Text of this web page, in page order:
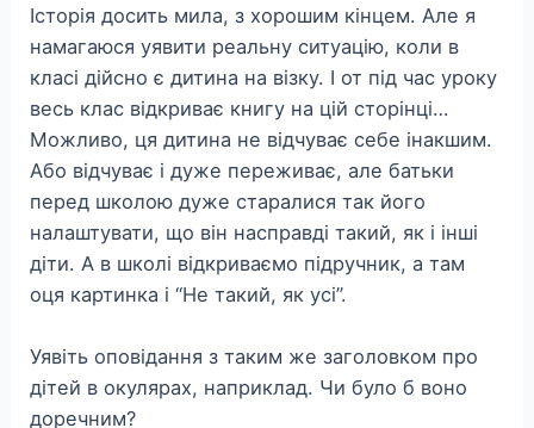
Історія досить мила, з хорошим кінцем. Але я
намагаюся уявити реальну ситуацію, коли в
класі дійсно є дитина на візку. І от під час уроку
весь клас відкриває книгу на цій сторінці…
Можливо, ця дитина не відчуває себе інакшим.
Або відчуває і дуже переживає, але батьки
перед школою дуже старалися так його
налаштувати, що він насправді такий, як і інші
діти. А в школі відкриваємо підручник, а там
оця картинка і “Не такий, як усі”.
Уявіть оповідання з таким же заголовком про
дітей в окулярах, наприклад. Чи було б воно
доречним?